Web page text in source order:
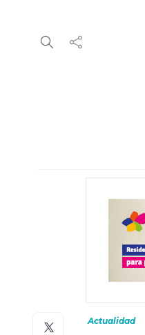
Actualidad